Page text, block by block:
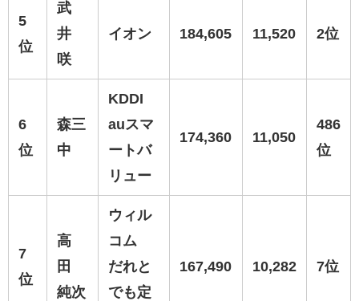
5
位
武
井
咲
イオン 184,605 11,520 2位
6
位
森三
中
KDDI
auスマ
ートバ
リュー
174,360 11,050
486
位
7
位
高
田
純次
ウィル
コム
だれと
でも定
167,490 10,282 7位